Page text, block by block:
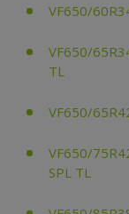
VF650/
VF650/
TL
VF650/
VF650/
SPL TL